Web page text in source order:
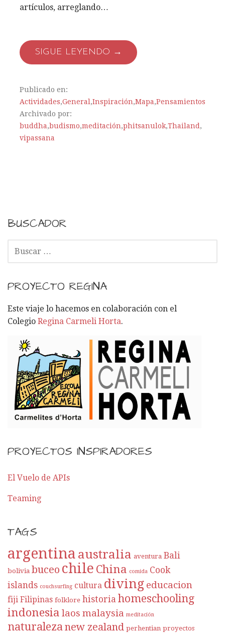
artículos, arreglando…
SIGUE LEYENDO →
Publicado en:
Actividades,General,Inspiración,Mapa,Pensamientos
Archivado por:
buddha,budismo,meditación,phitsanulok,Thailand,
vipassana
BUSCADOR
C
A
R
:
PROYECTO REGINA
Este viaje lo hacemos en colaboración con el
Colegio Regina Carmeli Horta.
PROYECTOS INSPIRADORES
El Vuelo de APIs
Teaming
TAGS
argentina australia aventura Bali
bolivia buceo chile China comida Cook
islands couchsurfing cultura diving educacion
fiji Filipinas folklore historia homeschooling
indonesia laos malaysia meditación
naturaleza new zealand perhentian proyectos